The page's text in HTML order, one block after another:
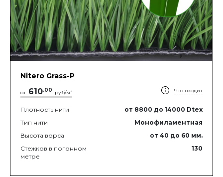
Nitero Grass-P
от 610.00 руб/м2 Что входит
Плотность нити от 8800 до 14000 Dtex
Тип нити
Монофиламентная
Высота ворса
от 40 до 60 мм.
Стежков в погонном
метре
130